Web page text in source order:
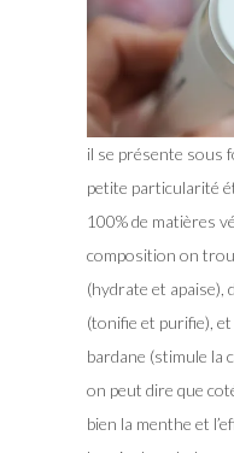
il se présente sous
petite particularité
100% de matières
composition on
(hydrate et apaise),
(tonifie et purifie), et
bardane (stimule la
on peut dire que
bien la menthe et